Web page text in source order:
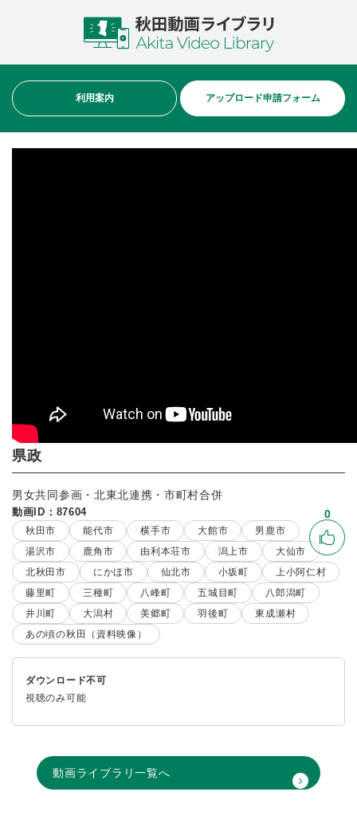
利用案内 アップロード申請フォーム
県政
男女共同参画・北東北連携・市町村合併
動画ID：87604
秋田市 能代市 横手市 大館市
男鹿市
湯沢市
鹿角市 由利本荘市 潟上市
大仙市
北秋田市
にかほ市 仙北市 小坂町
上小阿仁村
藤里町
三種町 八峰町 五城目町
八郎潟町
井川町
大潟村 美郷町 羽後町
東成瀬村
あの頃の秋田（資料映像）
いい
0
ダウンロード不可
視聴のみ可能
動画ライブラリ一覧へ